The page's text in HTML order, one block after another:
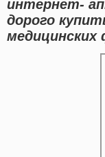
интернет-
дорого
медицинских